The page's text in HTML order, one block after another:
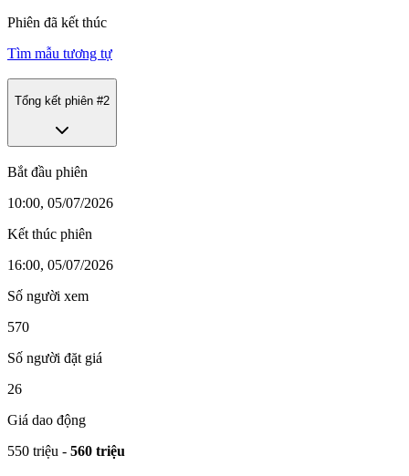
Phiên đã kết thúc
Tìm mẫu tương tự
Tổng kết phiên #2
Bắt đầu phiên
10:00, 05/07/2026
Kết thúc phiên
16:00, 05/07/2026
Số người xem
570
Số người đặt giá
26
Giá dao động
550 triệu - 560 triệu